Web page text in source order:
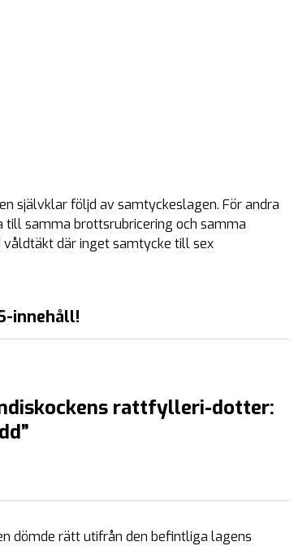
självklar följd av samtyckeslagen. För andra
samma brottsrubricering och samma
där inget samtycke till sex
innehåll!
rattfylleri-dotter:
dömde rätt utifrån den befintliga lagens